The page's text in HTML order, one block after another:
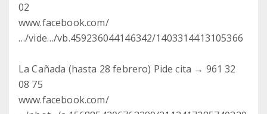
02
www.facebook.com/
…/vide…/vb.459236044146342/1403314413105366
La Cañada (hasta 28 febrero) Pide cita → 961 32
08 75
www.facebook.com/